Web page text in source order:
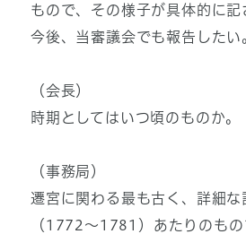
もので、その様子が具体的に
今後、当審議会でも報告したい
（会長）
時期としてはいつ頃のものか。
（事務局）
遷宮に関わる最も古く、詳細な
（1772～1781）あたりのもの